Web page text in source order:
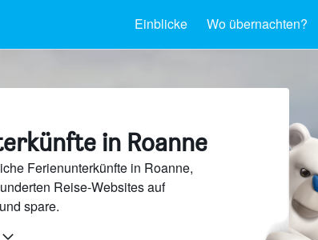
Einblicke Wo übernachten?
in Roanne
Ferienunterkünfte in Roanne,
Reise-Websites auf
spare.